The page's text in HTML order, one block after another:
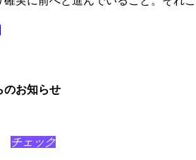
のお知らせ
チェック